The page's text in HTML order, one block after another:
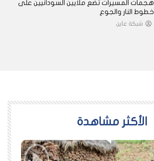
هجمات المسيرات تضع ملايين السودانيين على
خطوط النار والجوع
شبكة عاين
اﻷكثر مشاهدة